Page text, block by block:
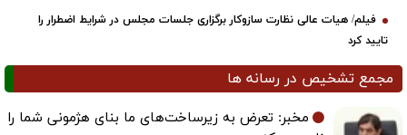
فیلم/ هیات عالی نظارت سازوکار برگزاری جلسات مجلس در شرایط اضطرار را
تایید کرد
مجمع تشخیص در رسانه ها
مخبر: تعرض به زیرساخت‌های ما بنای هژمونی شما را